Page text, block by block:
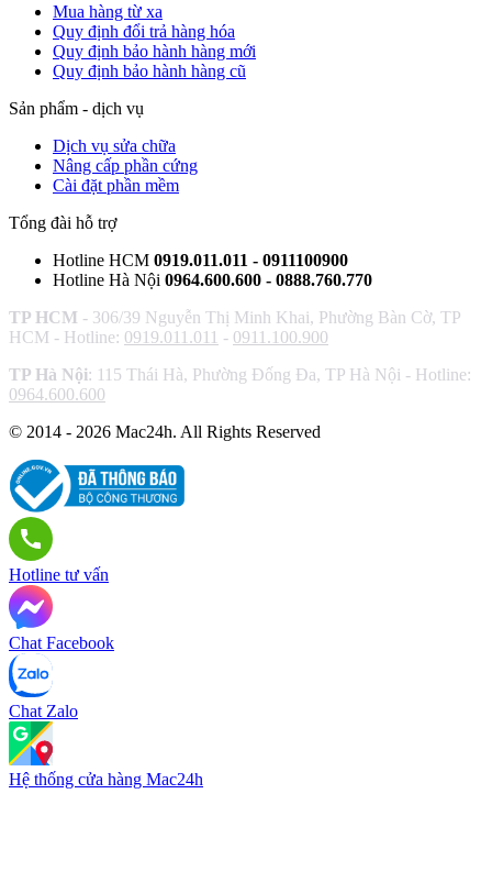
Mua hàng từ xa
Quy định đổi trả hàng hóa
Quy định bảo hành hàng mới
Quy định bảo hành hàng cũ
Sản phẩm - dịch vụ
Dịch vụ sửa chữa
Nâng cấp phần cứng
Cài đặt phần mềm
Tổng đài hỗ trợ
Hotline HCM 0919.011.011 - 0911100900
Hotline Hà Nội 0964.600.600 - 0888.760.770
TP HCM - 306/39 Nguyễn Thị Minh Khai, Phường Bàn Cờ, TP
HCM - Hotline: 0919.011.011 - 0911.100.900
TP Hà Nội: 115 Thái Hà, Phường Đống Đa, TP Hà Nội - Hotline:
0964.600.600
© 2014 - 2026 Mac24h. All Rights Reserved
Hotline tư vấn
Chat Facebook
Chat Zalo
Hệ thống cửa hàng Mac24h